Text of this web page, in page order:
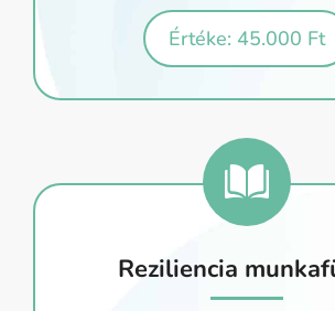
Értéke: 45.000 Ft
Reziliencia